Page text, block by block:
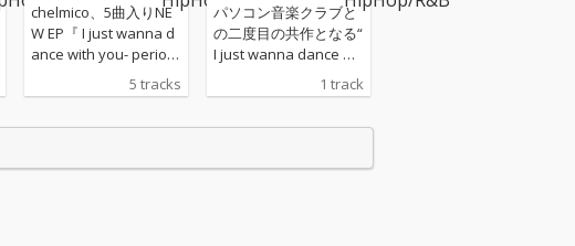
chelmico、5曲入りNE
W EP『 I just wanna d
ance with you- period
t.』をリリース。7月に
chelmicoのともだち10
5 tracks
パソコン音楽クラブと
の二度目の共作となる“
I just wanna dance wit
h you- periodt.” 先行配
信
1 track